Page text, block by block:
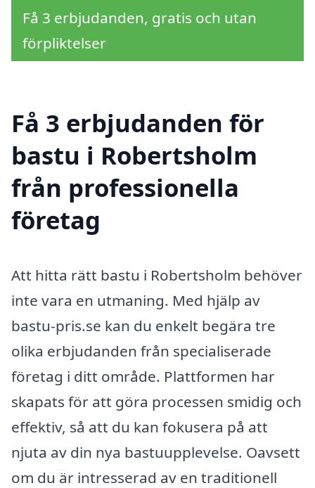
Få 3 erbjudanden, gratis och utan
förpliktelser
Få 3 erbjudanden för
bastu i Robertsholm
från professionella
företag
Att hitta rätt bastu i Robertsholm behöver
inte vara en utmaning. Med hjälp av
bastu-pris.se kan du enkelt begära tre
olika erbjudanden från specialiserade
företag i ditt område. Plattformen har
skapats för att göra processen smidig och
effektiv, så att du kan fokusera på att
njuta av din nya bastuupplevelse. Oavsett
om du är intresserad av en traditionell